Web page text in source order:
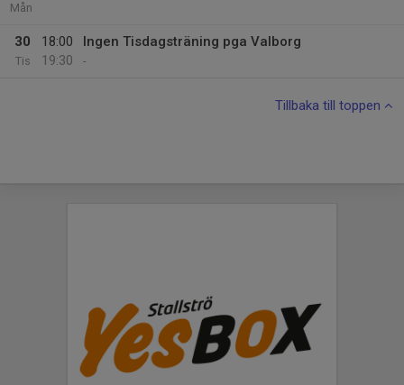
Mån
30
Tis
18:00
19:30
Ingen Tisdagsträning pga Valborg
-
Tillbaka till toppen